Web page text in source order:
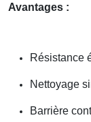
Avantages :
Résistance
Nettoyage
Barrière